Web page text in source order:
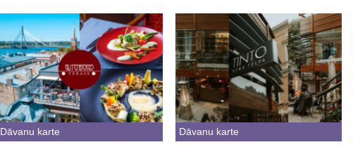
Dāvanu karte
Dāvanu karte